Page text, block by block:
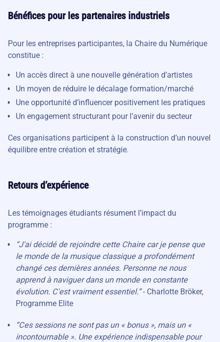
Bénéfices pour les partenaires industriels
Pour les entreprises participantes, la Chaire du Numérique
constitue :
Un accès direct à une nouvelle génération d’artistes
Un moyen de réduire le décalage formation/marché
Une opportunité d’influencer positivement les pratiques
Un engagement structurant pour l’avenir du secteur
Ces organisations participent à la construction d’un nouvel
équilibre entre création et stratégie.
Retours d’expérience
Les témoignages étudiants résument l’impact du
programme :
“J'ai décidé de rejoindre cette Chaire car je pense que
le monde de la musique classique a profondément
changé ces dernières années. Personne ne nous
apprend à naviguer dans un monde en constante
évolution. C'est vraiment essentiel.”- Charlotte Bröker,
Programme Elite
“Ces sessions ne sont pas un « bonus », mais un «
incontournable ». Une expérience indispensable pour